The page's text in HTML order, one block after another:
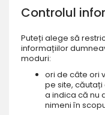
Controlul
Puteți alege să
informațiilor
moduri:
ori de câte ori
pe site,
a indica că nu
nimeni în